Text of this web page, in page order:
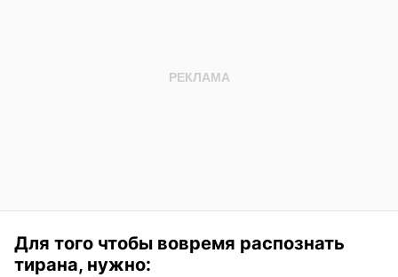
Для того чтобы вовремя распознать
тирана, нужно: